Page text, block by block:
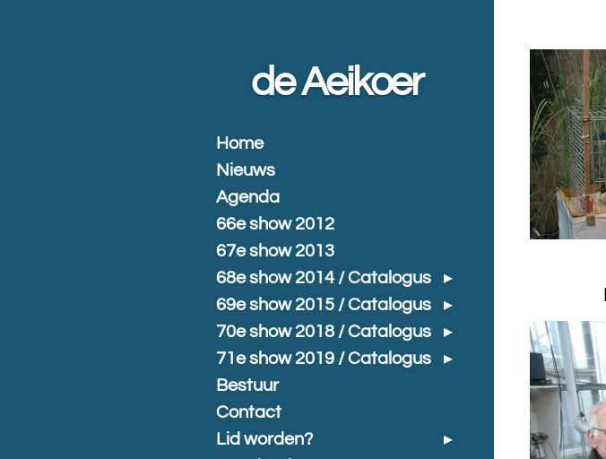
de Aeikoer
Home
Nieuws
Agenda
66e show 2012
67e show 2013
68e show 2014 / Catalogus
69e show 2015 / Catalogus
70e show 2018 / Catalogus
71e show 2019 / Catalogus
Bestuur
Contact
Lid worden?